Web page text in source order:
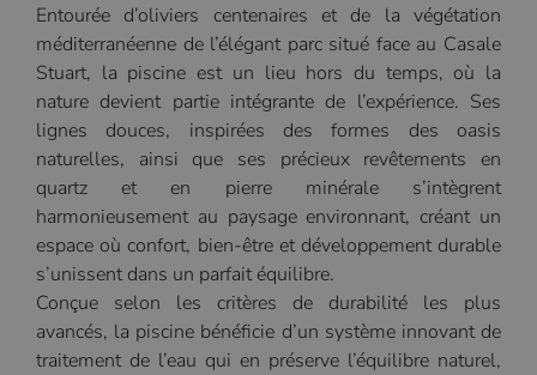
Entourée d’oliviers centenaires et de la végétation
méditerranéenne de l’élégant parc situé face au Casale
Stuart, la piscine est un lieu hors du temps, où la
nature devient partie intégrante de l’expérience. Ses
lignes douces, inspirées des formes des oasis
naturelles, ainsi que ses précieux revêtements en
quartz et en pierre minérale s’intègrent
harmonieusement au paysage environnant, créant un
espace où confort, bien-être et développement durable
s’unissent dans un parfait équilibre.
Conçue selon les critères de durabilité les plus
avancés, la piscine bénéficie d’un système innovant de
traitement de l’eau qui en préserve l’équilibre naturel,